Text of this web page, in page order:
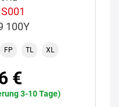
100Y
FP TL XL
€
3-10 Tage)